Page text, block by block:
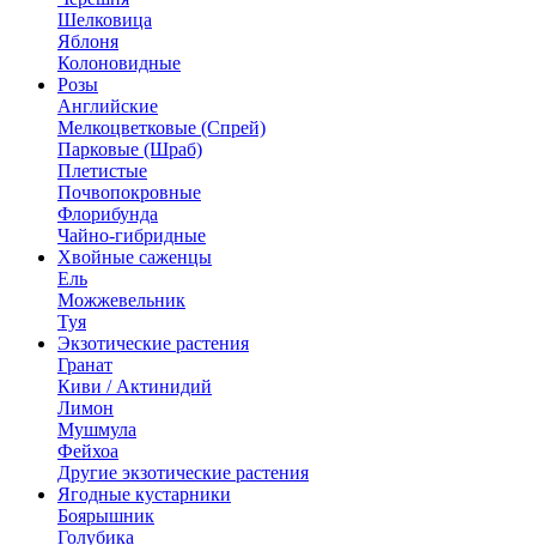
Шелковица
Яблоня
Колоновидные
Розы
Английские
Мелкоцветковые (Спрей)
Парковые (Шраб)
Плетистые
Почвопокровные
Флорибунда
Чайно-гибридные
Хвойные саженцы
Ель
Можжевельник
Туя
Экзотические растения
Гранат
Киви / Актинидий
Лимон
Мушмула
Фейхоа
Другие экзотические растения
Ягодные кустарники
Боярышник
Голубика